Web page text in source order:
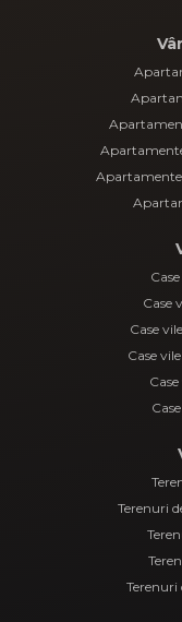
Apartamente
Case
Case
Case
Terenuri
Terenuri